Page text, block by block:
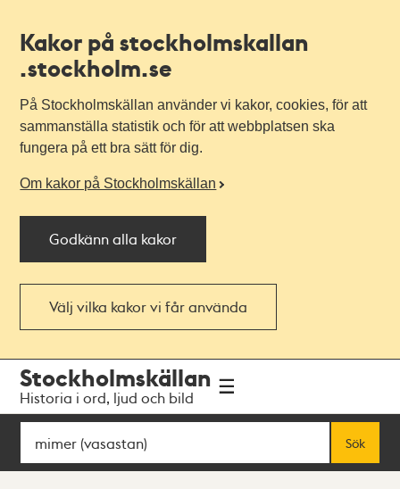
Kakor på stockholmskallan
.stockholm.se
På Stockholmskällan använder vi kakor, cookies, för att
sammanställa statistik och för att webbplatsen ska
fungera på ett bra sätt för dig.
Om kakor på Stockholmskällan
Godkänn alla kakor
Välj vilka kakor vi får använda
navigationen
huvudinnehållet
Stockholmskällan
Historia i ord, ljud och bild
Sök
Sök